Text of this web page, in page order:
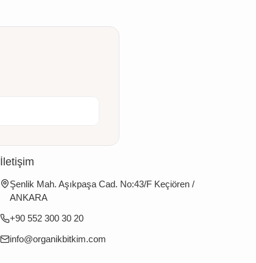
İletişim
Şenlik Mah. Aşıkpaşa Cad. No:43/F Keçiören /
ANKARA
+90 552 300 30 20
info@organikbitkim.com